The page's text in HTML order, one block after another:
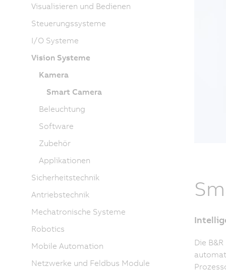
Die
Visualisieren und Bedienen
Steuerungssysteme
I/O Systeme
Vision Systeme
Kamera
Smart Camera
Beleuchtung
Software
Zubehör
Applikationen
Sicherheitstechnik
Antriebstechnik
Mechatronische Systeme
Robotics
Mobile Automation
Netzwerke und Feldbus Module